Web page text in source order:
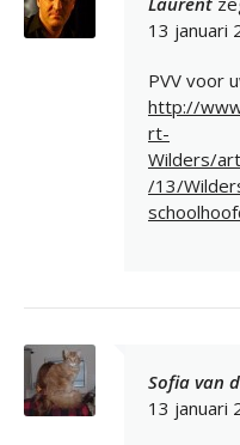
13 januari
PVV voor
http://
rt-
Wilders/
/13/
Sofia van
13 januari